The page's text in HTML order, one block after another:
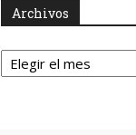
Archivos
Archivos